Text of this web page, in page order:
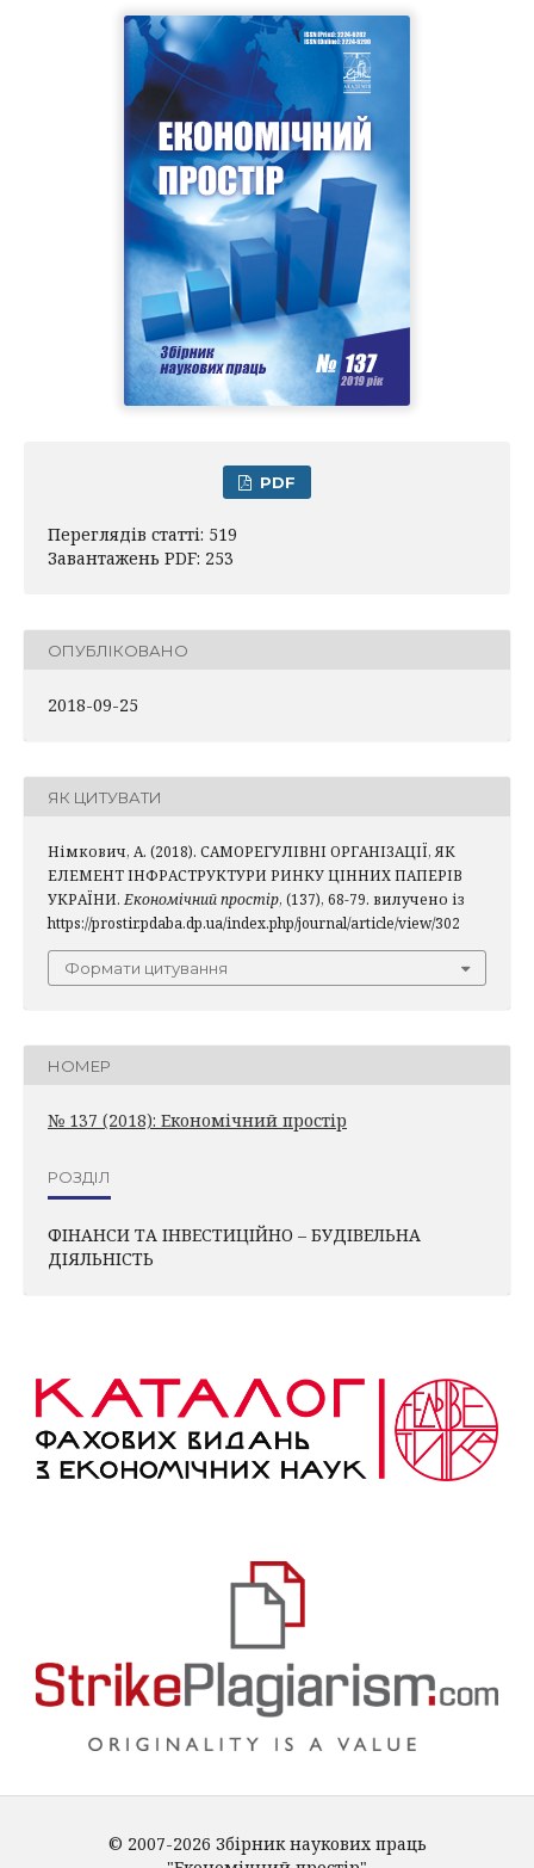
PDF
Переглядів статті: 519
Завантажень PDF: 253
ОПУБЛІКОВАНО
2018-09-25
ЯК ЦИТУВАТИ
Німкович, А. (2018). САМОРЕГУЛІВНІ ОРГАНІЗАЦІЇ, ЯК
ЕЛЕМЕНТ ІНФРАСТРУКТУРИ РИНКУ ЦІННИХ ПАПЕРІВ
УКРАЇНИ. Економічний простір, (137), 68-79. вилучено із
https://prostir.pdaba.dp.ua/index.php/journal/article/view/302
Формати цитування
НОМЕР
№ 137 (2018): Економічний простір
РОЗДІЛ
ФІНАНСИ ТА ІНВЕСТИЦІЙНО – БУДІВЕЛЬНА
ДІЯЛЬНІСТЬ
© 2007-2026 Збірник наукових праць